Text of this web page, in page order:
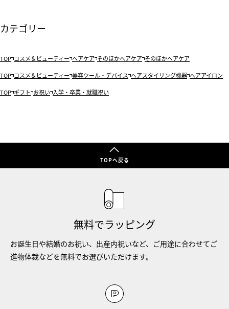
カテゴリー
TOP コスメ＆ビューティー ヘアケア そのほかヘアケア そのほかヘアケア
TOP コスメ＆ビューティー 美容ツール・デバイス ヘアスタイリング機器 ヘアアイロン
TOP ギフト お祝い 入学・卒業・就職祝い
TOPへ戻る
無料でラッピング
お誕生日や結婚のお祝い、出産内祝いなど、ご用途に合わせてご
進物体裁などを無料でお選びいただけます。